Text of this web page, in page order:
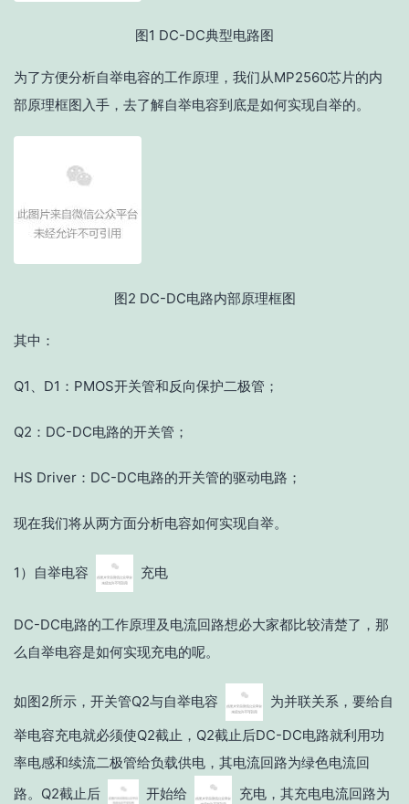
图1 DC-DC典型电路图
为了方便分析自举电容的工作原理，我们从MP2560芯片的内
部原理框图入手，去了解自举电容到底是如何实现自举的。
图2 DC-DC电路内部原理框图
其中：
Q1、D1：PMOS开关管和反向保护二极管；
Q2：DC-DC电路的开关管；
HS Driver：DC-DC电路的开关管的驱动电路；
现在我们将从两方面分析电容如何实现自举。
1）自举电容 充电
DC-DC电路的工作原理及电流回路想必大家都比较清楚了，那
么自举电容是如何实现充电的呢。
如图2所示，开关管Q2与自举电容
为并联关系，要给自
举电容充电就必须使Q2截止，Q2截止后DC-DC电路就利用功
率电感和续流二极管给负载供电，其电流回路为绿色电流回
路。Q2截止后
开始给 充电，其充电电流回路为